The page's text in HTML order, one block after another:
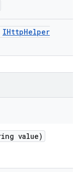
IHttpHelper
value)